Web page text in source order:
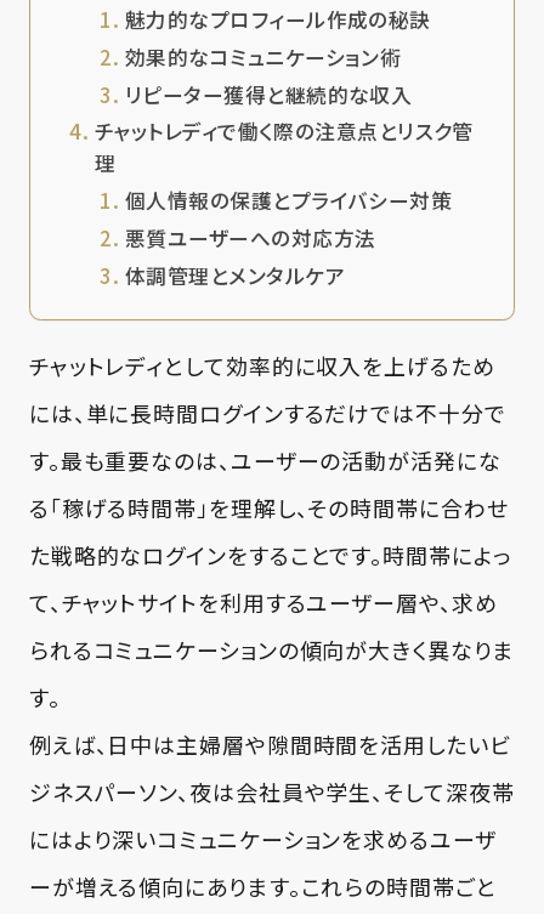
魅力的なプロフィール作成の秘訣
効果的なコミュニケーション術
リピーター獲得と継続的な収入
チャットレディで働く際の注意点とリスク管
理
個人情報の保護とプライバシー対策
悪質ユーザーへの対応方法
体調管理とメンタルケア
チャットレディとして効率的に収入を上げるため
には、単に長時間ログインするだけでは不十分で
す。最も重要なのは、ユーザーの活動が活発にな
る「稼げる時間帯」を理解し、その時間帯に合わせ
た戦略的なログインをすることです。時間帯によっ
て、チャットサイトを利用するユーザー層や、求め
られるコミュニケーションの傾向が大きく異なりま
す。
例えば、日中は主婦層や隙間時間を活用したいビ
ジネスパーソン、夜は会社員や学生、そして深夜帯
にはより深いコミュニケーションを求めるユーザ
ーが増える傾向にあります。これらの時間帯ごと